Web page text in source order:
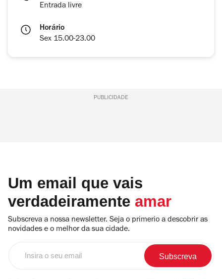
Entrada livre
Horário
Sex 15.00-23.00
PUBLICIDADE
Um email que vais
verdadeiramente amar
Subscreva a nossa newsletter. Seja o primerio a descobrir as
novidades e o melhor da sua cidade.